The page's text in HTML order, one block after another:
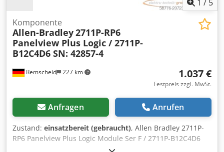
1 / 5
Remscheid 227 km
Komponente
Allen-Bradley2711P-RP6
Panelview Plus Logic / 2711P-
B12C4D6 SN: 42857-4
1.037 €
Festpreis zzgl. MwSt.
Anfragen Anrufen
Zustand: einsatzbereit (gebraucht), Allen Bradley 2711P-
RP6 Panelview Plus Logic Module Ser F / 2711P-B12C4D6
SN: 42857-4,gebraucht, normale Gebrauchsspuren, 100%